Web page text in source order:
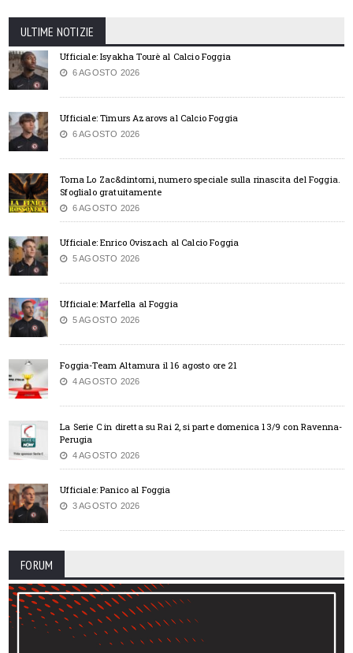
ULTIME NOTIZIE
Ufficiale: Isyakha Tourè al Calcio Foggia
6 AGOSTO 2026
Ufficiale: Timurs Azarovs al Calcio Foggia
6 AGOSTO 2026
Torna Lo Zac&dintorni, numero speciale sulla rinascita del Foggia.
Sfoglialo gratuitamente
6 AGOSTO 2026
Ufficiale: Enrico Oviszach al Calcio Foggia
5 AGOSTO 2026
Ufficiale: Marfella al Foggia
5 AGOSTO 2026
Foggia-Team Altamura il 16 agosto ore 21
4 AGOSTO 2026
La Serie C in diretta su Rai 2, si parte domenica 13/9 con Ravenna-
Perugia
4 AGOSTO 2026
Ufficiale: Panico al Foggia
3 AGOSTO 2026
FORUM